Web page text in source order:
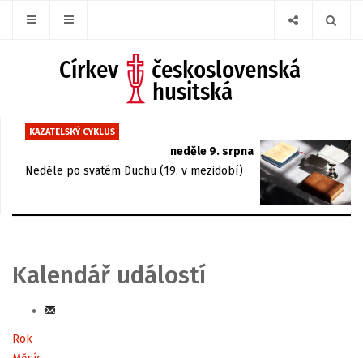
KAZATELSKÝ CYKLUS
neděle 9. srpna
Neděle po svatém Duchu (19. v mezidobí)
Kalendář událostí
Rok